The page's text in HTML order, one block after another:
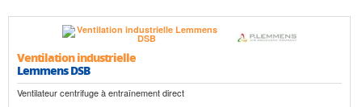
Ventilation industrielle
Lemmens DSB
Ventilateur centrifuge à entraînement direct